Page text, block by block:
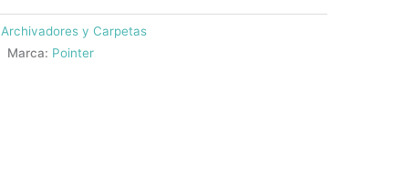
Archivadores y Carpetas
Marca: Pointer